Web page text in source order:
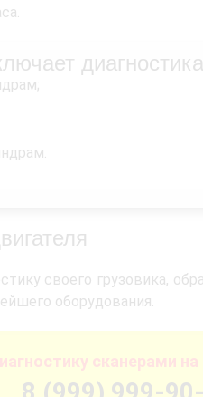
своего грузовика,
оборудования.
сканерами